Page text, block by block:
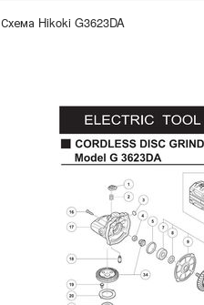
Схема Hikoki G3623DA